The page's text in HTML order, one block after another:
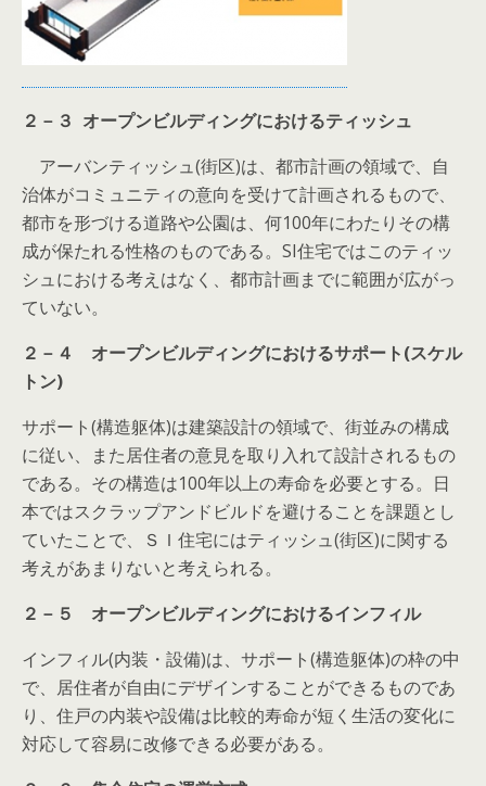
２－３ オープンビルディングにおけるティッシュ
アーバンティッシュ(街区)は、都市計画の領域で、自
治体がコミュニティの意向を受けて計画されるもので、
都市を形づける道路や公園は、何100年にわたりその構
成が保たれる性格のものである。SI住宅ではこのティッ
シュにおける考えはなく、都市計画までに範囲が広がっ
ていない。
２－４ オープンビルディングにおけるサポート(スケル
トン)
サポート(構造躯体)は建築設計の領域で、街並みの構成
に従い、また居住者の意見を取り入れて設計されるもの
である。その構造は100年以上の寿命を必要とする。日
本ではスクラップアンドビルドを避けることを課題とし
ていたことで、ＳＩ住宅にはティッシュ(街区)に関する
考えがあまりないと考えられる。
２－５ オープンビルディングにおけるインフィル
インフィル(内装・設備)は、サポート(構造躯体)の枠の中
で、居住者が自由にデザインすることができるものであ
り、住戸の内装や設備は比較的寿命が短く生活の変化に
対応して容易に改修できる必要がある。